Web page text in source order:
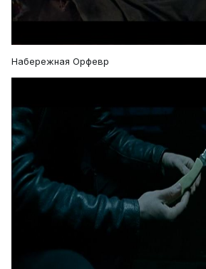
Набережная Орфевр